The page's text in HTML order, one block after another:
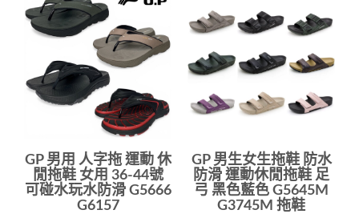
GP 男用 人字拖 運動 休
閒拖鞋 女用 36-44號
可碰水玩水防滑 G5666
G6157
GP 男生女生拖鞋 防水
防滑 運動休閒拖鞋 足
弓 黑色藍色 G5645M
G3745M 拖鞋